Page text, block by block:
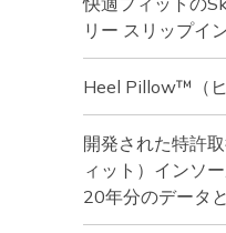
リー スリップイン
Heel Pillow™（
開発された特許
ィット）インソ
20年分のデータ